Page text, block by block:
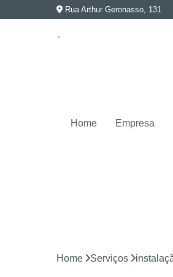
Rua Arthur Geronasso, 131
Home Empresa
Home Serviços